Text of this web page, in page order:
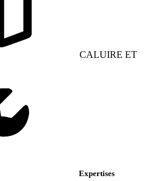
CALUIRE ET
Expertises